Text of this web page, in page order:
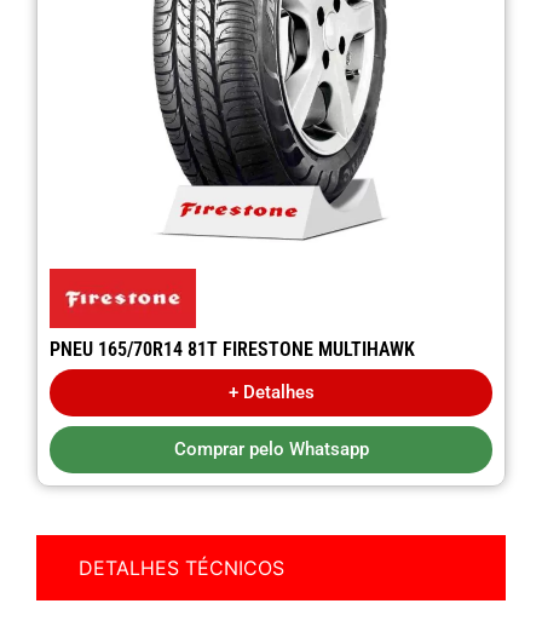
PNEU 165/70R14 81T FIRESTONE MULTIHAWK
+ Detalhes
Comprar pelo Whatsapp
DETALHES TÉCNICOS